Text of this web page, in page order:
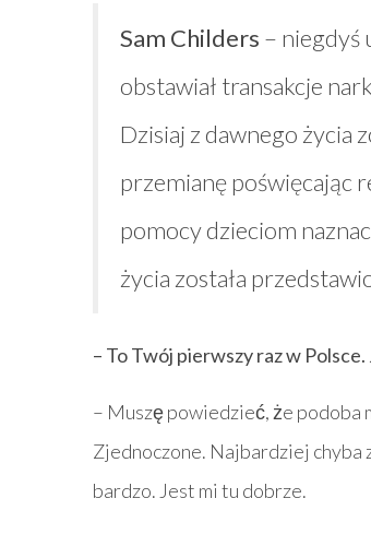
Sam Childers – niegdyś
obstawiał transakcje
Dzisiaj z dawnego życia
przemianę poświęcając
pomocy dzieciom
życia została
– To Twój pierwszy raz w Polsce.
– Muszę powiedzieć, że podoba
Zjednoczone. Najbardziej chyba
bardzo. Jest mi tu dobrze.